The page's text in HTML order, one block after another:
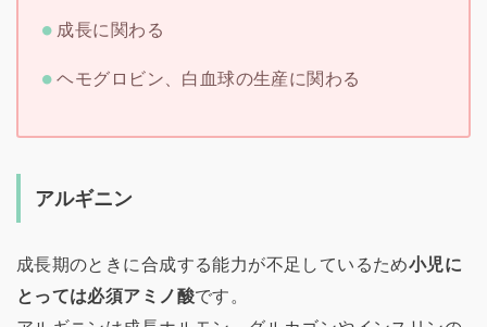
成長に関わる
ヘモグロビン、白血球の生産に関わる
アルギニン
成長期のときに合成する能力が不足しているため小児に
とっては必須アミノ酸です。